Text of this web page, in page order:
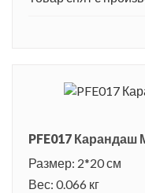
PFE017 Карандаш
Размер: 2*20 см
Вес: 0.066 кг